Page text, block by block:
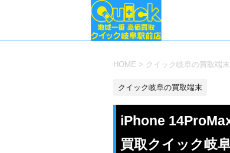
HOME > クイック岐阜の買取端末
クイック岐阜の買取端末
iPhone
買取クイック岐